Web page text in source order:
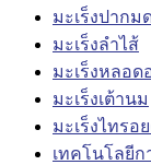
มะเร็งปากม
มะเร็งลำไส้
มะเร็งหลอด
มะเร็งเต้านม
มะเร็งไทรอ
เทคโนโลยีก